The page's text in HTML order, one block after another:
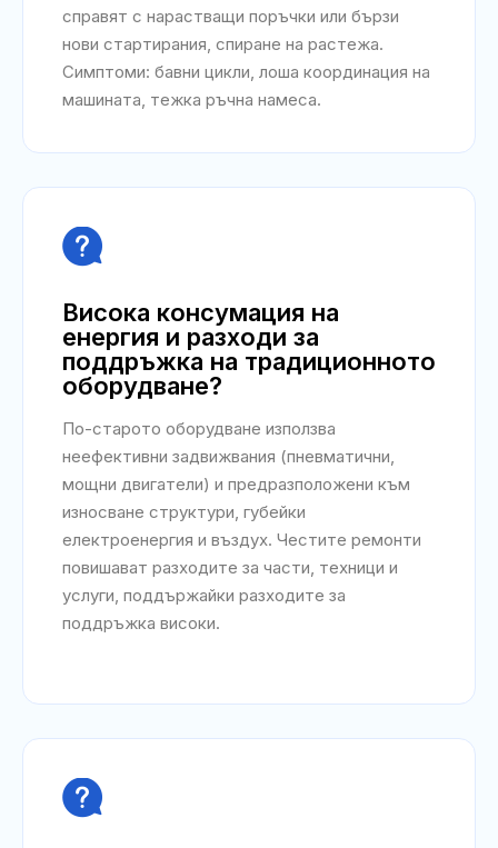
справят с нарастващи поръчки или бързи
нови стартирания, спиране на растежа.
Симптоми: бавни цикли, лоша координация на
машината, тежка ръчна намеса.

Висока консумация на
енергия и разходи за
поддръжка на традиционното
оборудване?
По-старото оборудване използва
неефективни задвижвания (пневматични,
мощни двигатели) и предразположени към
износване структури, губейки
електроенергия и въздух. Честите ремонти
повишават разходите за части, техници и
услуги, поддържайки разходите за
поддръжка високи.
